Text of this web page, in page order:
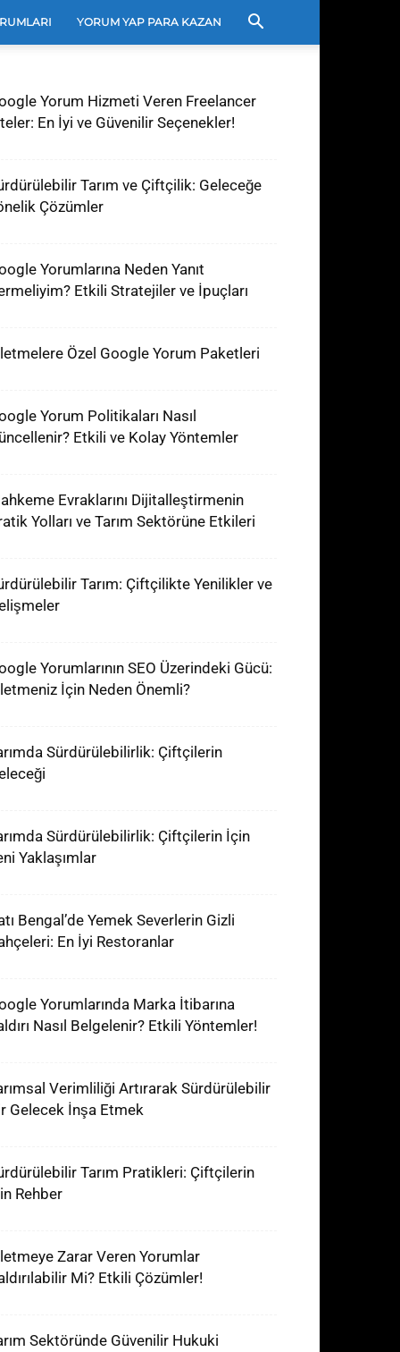
YORUM YAP PARA KAZAN
Yorum Hizmeti Veren Freelancer
En İyi ve Güvenilir Seçenekler!
Tarım ve Çiftçilik: Geleceğe
Çözümler
Yorumlarına Neden Yanıt
Etkili Stratejiler ve İpuçları
Özel Google Yorum Paketleri
Yorum Politikaları Nasıl
Etkili ve Kolay Yöntemler
Evraklarını Dijitalleştirmenin
Yolları ve Tarım Sektörüne Etkileri
Tarım: Çiftçilikte Yenilikler ve
Yorumlarının SEO Üzerindeki Gücü:
İçin Neden Önemli?
Sürdürülebilirlik: Çiftçilerin
Sürdürülebilirlik: Çiftçilerin İçin
Yaklaşımlar
Bengal’de Yemek Severlerin Gizli
En İyi Restoranlar
Yorumlarında Marka İtibarına
Nasıl Belgelenir? Etkili Yöntemler!
Verimliliği Artırarak Sürdürülebilir
Gelecek İnşa Etmek
Tarım Pratikleri: Çiftçilerin
Rehber
Zarar Veren Yorumlar
Mi? Etkili Çözümler!
Sektöründe Güvenilir Hukuki